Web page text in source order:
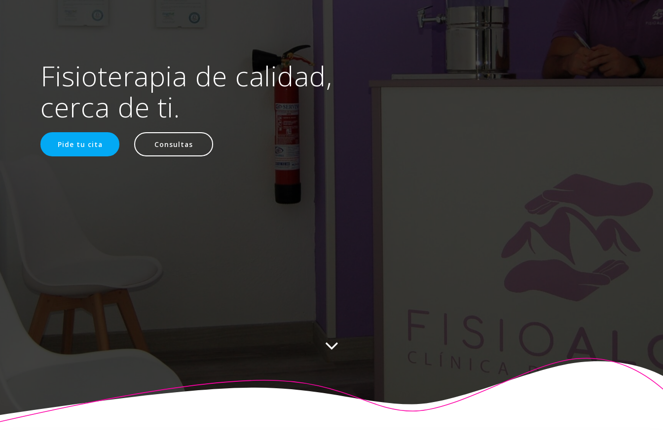
Fisioterapia de calidad,
cerca de ti.
Pide tu cita Consultas
© 2026 Fisioalcón. Construido utilizando WordPress y elHighlight Theme